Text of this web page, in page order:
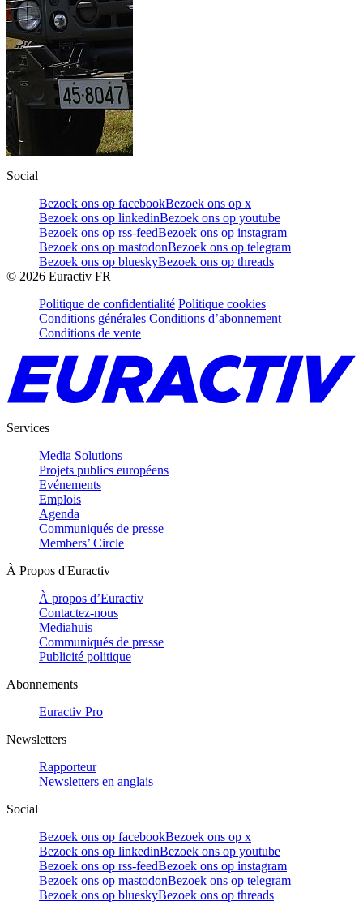
Social
Bezoek ons op facebookBezoek ons op x
Bezoek ons op linkedinBezoek ons op youtube
Bezoek ons op rss-feedBezoek ons op instagram
Bezoek ons op mastodonBezoek ons op telegram
Bezoek ons op blueskyBezoek ons op threads
© 2026 Euractiv FR
Politique de confidentialité Politique cookies
Conditions générales Conditions d’abonnement
Conditions de vente
Services
Media Solutions
Projets publics européens
Evénements
Emplois
Agenda
Communiqués de presse
Members’ Circle
À Propos d'Euractiv
À propos d’Euractiv
Contactez-nous
Mediahuis
Communiqués de presse
Publicité politique
Abonnements
Euractiv Pro
Newsletters
Rapporteur
Newsletters en anglais
Social
Bezoek ons op facebookBezoek ons op x
Bezoek ons op linkedinBezoek ons op youtube
Bezoek ons op rss-feedBezoek ons op instagram
Bezoek ons op mastodonBezoek ons op telegram
Bezoek ons op blueskyBezoek ons op threads